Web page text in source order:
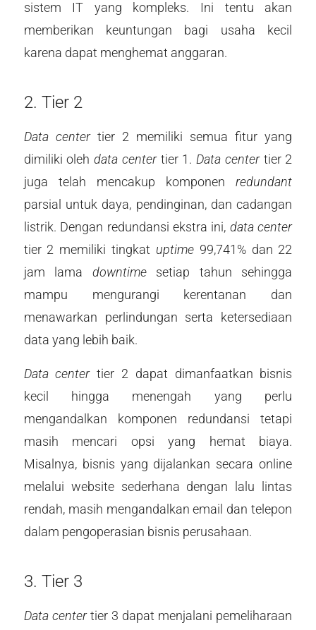
sistem IT yang kompleks. Ini tentu akan
memberikan keuntungan bagi usaha kecil
karena dapat menghemat anggaran.
2. Tier 2
Data centertier 2 memiliki semua fitur yang
dimiliki olehdata centertier 1.Data centertier 2
juga telah mencakup komponenredundant
parsial untuk daya, pendinginan, dan cadangan
listrik. Dengan redundansi ekstra ini, data center
tier 2 memiliki tingkat uptime99,741% dan 22
jam lama downtimesetiap tahun sehingga
mampu mengurangi kerentanan dan
menawarkan perlindungan serta ketersediaan
data yang lebih baik.
Data centertier 2 dapat dimanfaatkan bisnis
kecil hingga menengah yang perlu
mengandalkan komponen redundansi tetapi
masih mencari opsi yang hemat biaya.
Misalnya, bisnis yang dijalankan secara online
melalui website sederhana dengan lalu lintas
rendah, masih mengandalkan email dan telepon
dalam pengoperasian bisnis perusahaan.
3. Tier 3
Data centertier 3 dapat menjalani pemeliharaan